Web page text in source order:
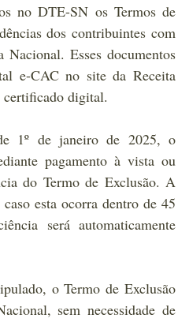
no DTE-SN os Termos de
dos contribuintes com
Esses documentos
e-CAC no site da Receita
digital.
1º de janeiro de 2025, o
pagamento à vista ou
do Termo de Exclusão. A
esta ocorra dentro de 45
será automaticamente
o Termo de Exclusão
sem necessidade de